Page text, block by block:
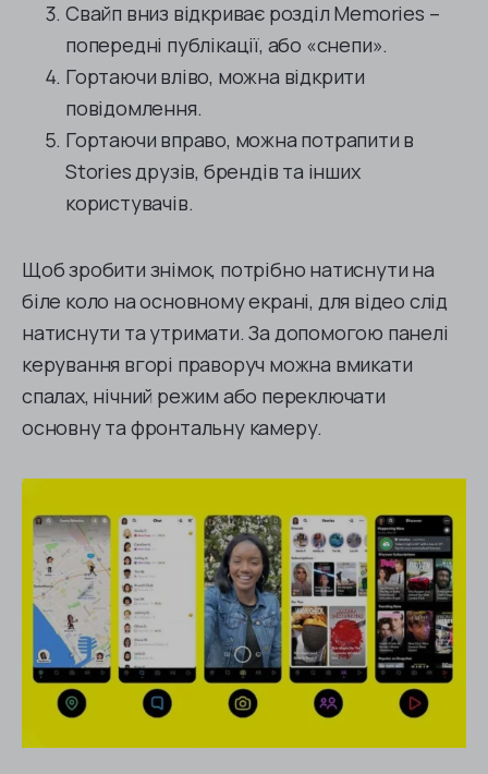
Свайп вниз відкриває розділ Memories –
попередні публікації, або «снепи».
Гортаючи вліво, можна відкрити
повідомлення.
Гортаючи вправо, можна потрапити в
Stories друзів, брендів та інших
користувачів.
Щоб зробити знімок, потрібно натиснути на
біле коло на основному екрані, для відео слід
натиснути та утримати. За допомогою панелі
керування вгорі праворуч можна вмикати
спалах, нічний режим або переключати
основну та фронтальну камеру.